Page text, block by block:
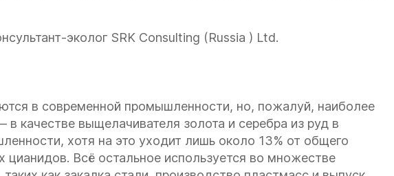
эколог SRK Consulting (Russia ) Ltd.
в современной промышленности, но, пожалуй, наиболее
в качестве выщелачивателя золота и серебра из руд в
хотя на это уходит лишь около 13% от общего
цианидов. Всё остальное используется во множестве